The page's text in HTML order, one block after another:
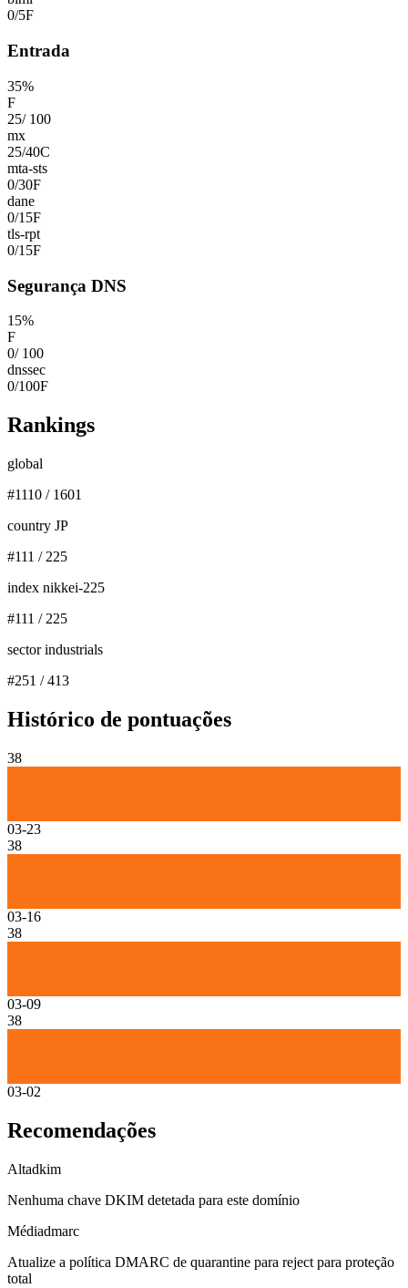
0/5F
Entrada
35%
F
25/ 100
mx
25/40C
mta-sts
0/30F
dane
0/15F
tls-rpt
0/15F
Segurança DNS
15%
F
0/ 100
dnssec
0/100F
Rankings
global
#1110 / 1601
country JP
#111 / 225
index nikkei-225
#111 / 225
sector industrials
#251 /413
Histórico de pontuações
38
03-23
38
03-16
38
03-09
38
03-02
Recomendações
Altadkim
Nenhuma chave DKIM detetada para este domínio
Médiadmarc
Atualize a política DMARC de quarantine para reject para proteção
total